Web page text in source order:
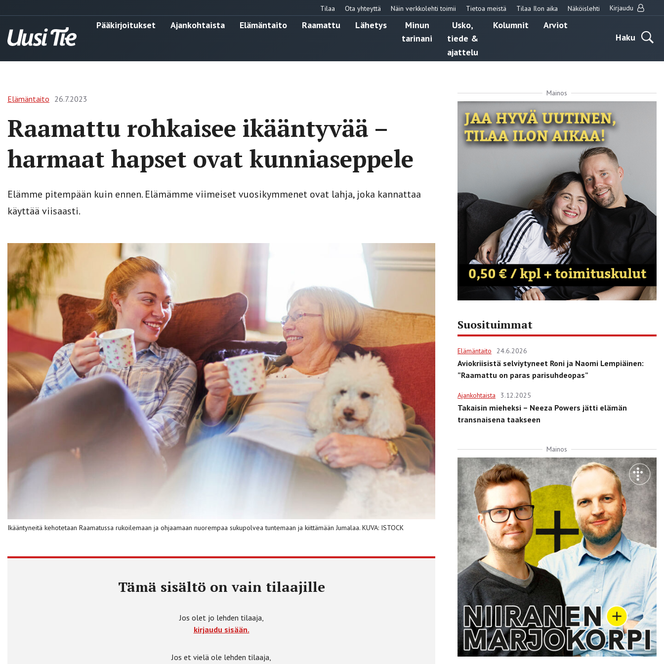
Tilaa Ota yhteyttä Näin verkkolehti toimii Tietoa meistä Tilaa Ilon aika Näköislehti Kirjaudu
Pääkirjoitukset Ajankohtaista Elämäntaito Raamattu Lähetys
Minun
tarinani
Usko,
tiede &
ajattelu
Kolumnit
Arviot
Haku
Elämäntaito 26.7.2023
Raamattu rohkaisee ikääntyvää –
harmaat hapset ovat kunniaseppele
Elämme pitempään kuin ennen. Elämämme viimeiset vuosikymmenet ovat lahja, joka kannattaa
käyttää viisaasti.
Ikääntyneitä kehotetaan Raamatussa rukoilemaan ja ohjaamaan nuorempaa sukupolvea tuntemaan ja kiittämään Jumalaa. KUVA: ISTOCK
Tämä sisältö on vain tilaajille
Jos olet jo lehden tilaaja,
kirjaudu sisään.
Jos et vielä ole lehden tilaaja,
Mainos
Suosituimmat
Elämäntaito 24.6.2026
Aviokriisistä selviytyneet Roni ja Naomi Lempiäinen:
”Raamattu on paras parisuhdeopas”
Ajankohtaista 3.12.2025
Takaisin mieheksi – Neeza Powers jätti elämän
transnaisena taakseen
Mainos